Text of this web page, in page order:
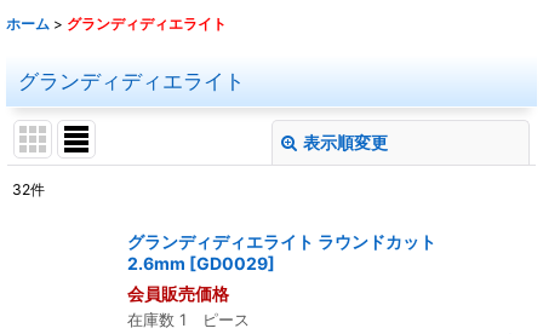
ホーム > グランディディエライト
グランディディエライト
表示順変更
32件
グランディディエライト ラウンドカット
2.6mm [GD0029]
会員販売価格
在庫数 1 ピース